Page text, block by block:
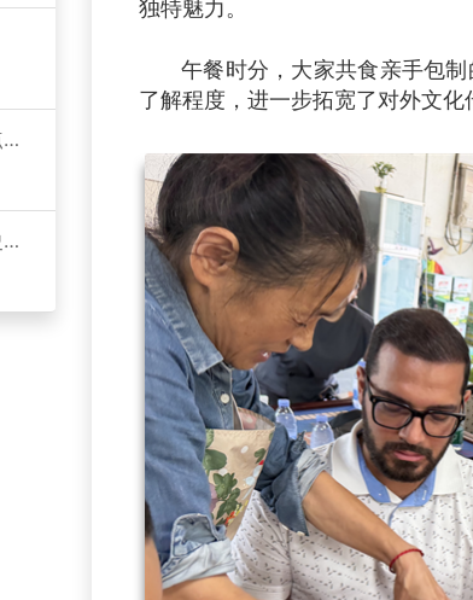
独特魅力。
午餐时分，大家共食亲手包
了解程度，进一步拓宽了对外文化
星火志愿服务队光影课堂点亮乡村童梦
​把论文写在田埂上，让红史种进童心间